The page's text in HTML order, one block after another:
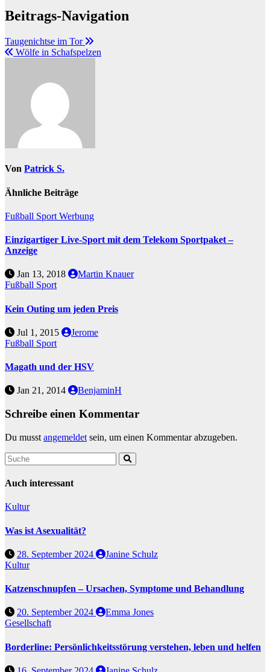
Beitrags-Navigation
Taugenichtse im Tor
Wölfe in Schafspelzen
Von Patrick S.
Ähnliche Beiträge
Fußball Sport Werbung
Einzigartiger Live-Sport mit dem Telekom Sportpaket –
Anzeige
Jan 13, 2018
Martin Knauer
Fußball Sport
Kein Outing um jeden Preis
Jul 1, 2015
Jerome
Fußball Sport
Magath und der HSV
Jan 21, 2014 BenjaminH
Schreibe einen Kommentar
Du musst angemeldet sein, um einen Kommentar abzugeben.
Auch interessant
Kultur
Was ist Asexualität?
28. September 2024
Janine Schulz
Kultur
Katzenschnupfen – Ursachen, Symptome und Behandlung
20. September 2024
Emma Jones
Gesellschaft
Borderline: Persönlichkeitsstörung verstehen, leben und helfen